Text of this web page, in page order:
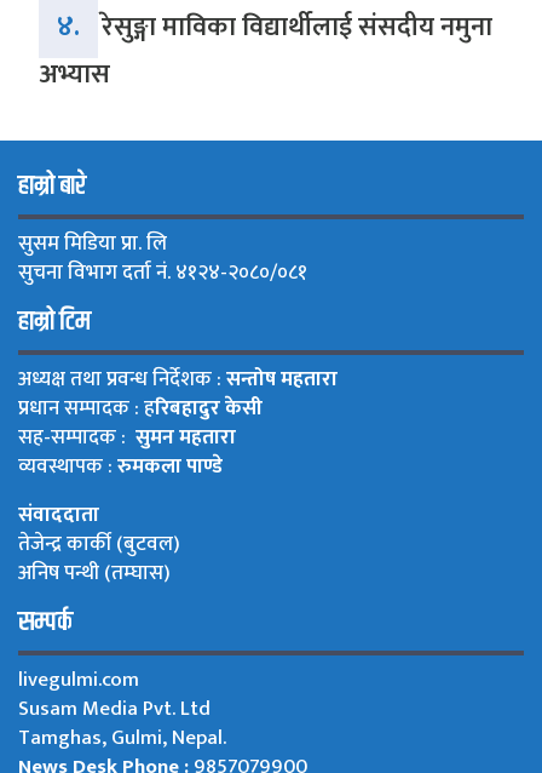
४. रेसुङ्गा माविका विद्यार्थीलाई संसदीय नमुना
अभ्यास
हाम्रो बारे
सुसम मिडिया प्रा. लि
सुचना विभाग दर्ता नं. ४१२४-२०८०/०८१
हाम्रो टिम
अध्यक्ष तथा प्रवन्ध निर्देशक :सन्तोष महतारा
प्रधान सम्पादक : हरिबहादुर केसी
सह-सम्पादक : सुमन महतारा
व्यवस्थापक :रुमकला पाण्डे
संवाददाता
तेजेन्द्र कार्की (बुटवल)
अनिष पन्थी (तम्घास)
सम्पर्क
livegulmi.com
Susam Media Pvt. Ltd
Tamghas, Gulmi, Nepal.